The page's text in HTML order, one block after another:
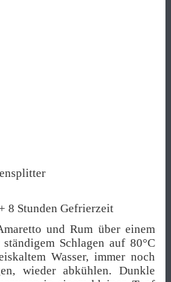
8 Stunden Gefrierzeit
und Rum über einem
Schlagen auf 80°C
Wasser, immer noch
wieder abkühlen. Dunkle